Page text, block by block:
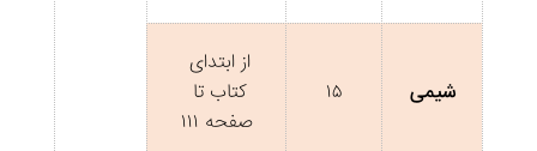
شیمی ۱۵
از ابتدای
کتاب تا
صفحه ۱۱۱